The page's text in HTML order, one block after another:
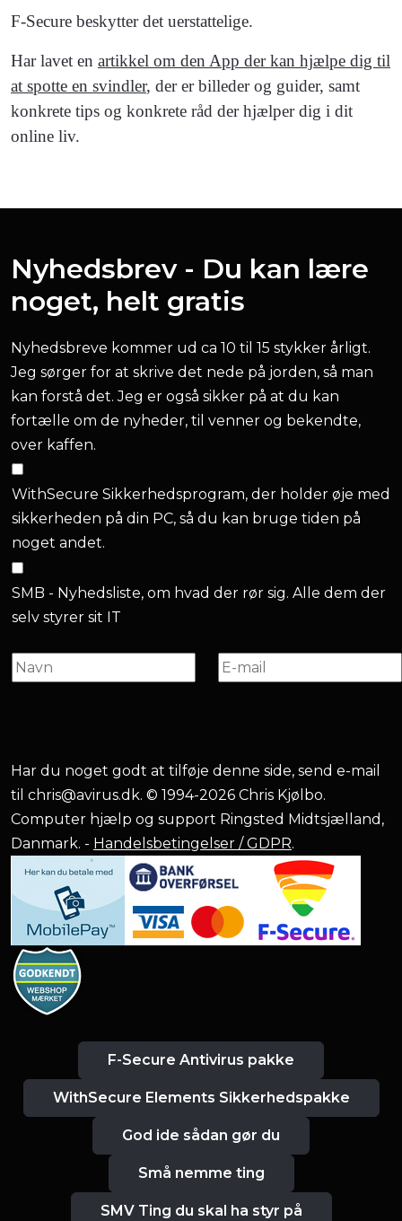
F-Secure beskytter det uerstattelige.
Har lavet en artikkel om den App der kan hjælpe dig til
at spotte en svindler, der er billeder og guider, samt
konkrete tips og konkrete råd der hjælper dig i dit
online liv.
Nyhedsbrev - Du kan lære
noget, helt gratis
Nyhedsbreve kommer ud ca 10 til 15 stykker årligt.
Jeg sørger for at skrive det nede på jorden, så man
kan forstå det. Jeg er også sikker på at du kan
fortælle om de nyheder, til venner og bekendte,
over kaffen.
WithSecure Sikkerhedsprogram, der holder øje med
sikkerheden på din PC, så du kan bruge tiden på
noget andet.
SMB - Nyhedsliste, om hvad der rør sig. Alle dem der
selv styrer sit IT
Har du noget godt at tilføje denne side, send e-mail
til chris@avirus.dk. © 1994-2026 Chris Kjølbo.
Computer hjælp og support Ringsted Midtsjælland,
Danmark. - Handelsbetingelser / GDPR.
F-Secure Antivirus pakke
WithSecure Elements Sikkerhedspakke
God ide sådan gør du
Små nemme ting
SMV Ting du skal ha styr på